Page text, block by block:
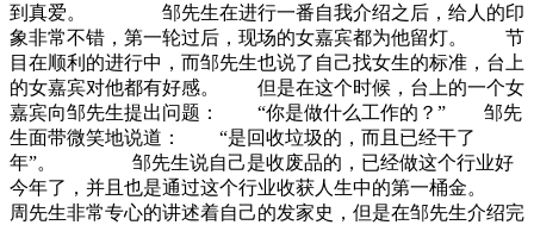
到真爱。 邹先生在进行一番自我介绍之后，给人的印
象非常不错，第一轮过后，现场的女嘉宾都为他留灯。 节
目在顺利的进行中，而邹先生也说了自己找女生的标准，台上
的女嘉宾对他都有好感。 但是在这个时候，台上的一个女
嘉宾向邹先生提出问题： “你是做什么工作的？” 邹先
生面带微笑地说道： “是回收垃圾的，而且已经干了
年”。 邹先生说自己是收废品的，已经做这个行业好
今年了，并且也是通过这个行业收获人生中的第一桶金。
周先生非常专心的讲述着自己的发家史，但是在邹先生介绍完